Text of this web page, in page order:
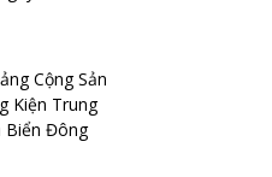
Cộng Sản
Kiện Trung
Biển Đông